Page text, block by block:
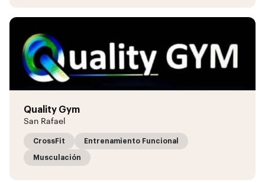
Quality Gym
San Rafael
CrossFit Entrenamiento Funcional
Musculación